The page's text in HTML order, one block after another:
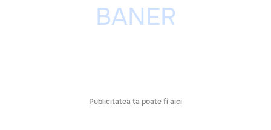
Publicitatea ta poate fi aici